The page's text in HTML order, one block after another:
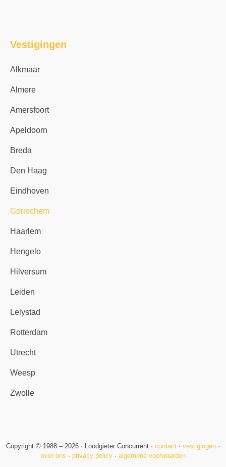
Vestigingen
Alkmaar
Almere
Amersfoort
Apeldoorn
Breda
Den Haag
Eindhoven
Gorinchem
Haarlem
Hengelo
Hilversum
Leiden
Lelystad
Rotterdam
Utrecht
Weesp
Zwolle
Copyright © 1988 – 2026 · Loodgieter Concurrent · contact · vestigingen ·
over ons · privacy policy· algemene voorwaarden